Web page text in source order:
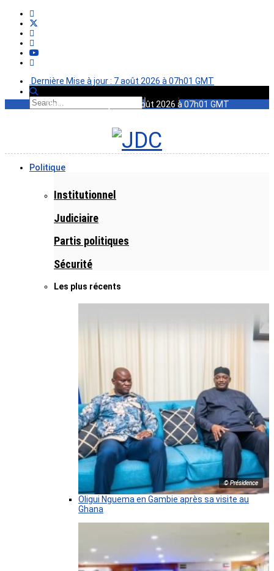
Dernière Mise à jour : 7 août 2026 à 07h01 GMT
Dernière Mise à jour : 7 août 2026 à 07h01 GMT
Politique
Institutionnel
Judiciaire
Partis politiques
Sécurité
Les plus récents
© Présidence
Oligui Nguema en Gambie après sa visite au
Ghana